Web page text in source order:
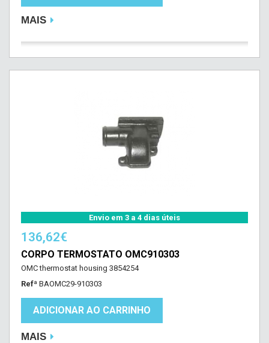
MAIS
Envio em 3 a 4 dias úteis
136,62€
CORPO TERMOSTATO OMC910303
OMC thermostat housing 3854254
Refª BAOMC29-910303
ADICIONAR AO CARRINHO
MAIS